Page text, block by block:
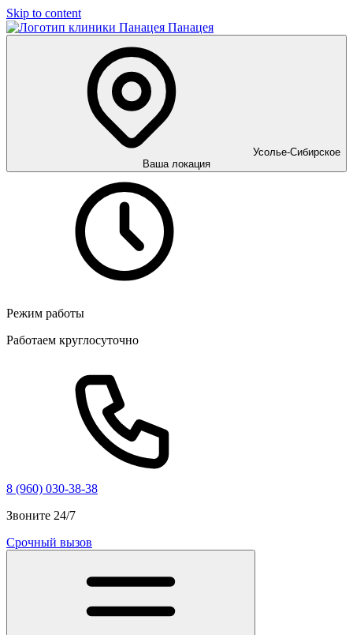
Skip to content
Панацея
Усолье-Сибирское
Ваша локация
Режим работы
Работаем круглосуточно
8 (960) 030-38-38
Звоните 24/7
Срочный вызов